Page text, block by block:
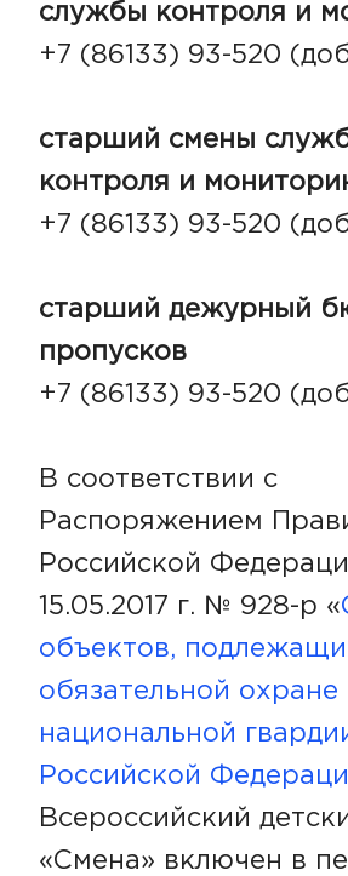
службы контроля и
+7 (86133) 93-520
старший смены
контроля и
+7 (86133) 93-520
старший дежурный
пропусков
+7 (86133) 93-520
В соответствии с
Распоряжением
Российской
15.05.2017 г. № 928-р «
объектов,
обязательной охране
национальной
Российской
Всероссийский
«Смена» включен в